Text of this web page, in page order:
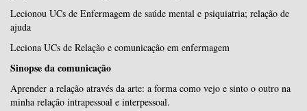
Lecionou UCs de Enfermagem de saúde mental e psiquiatria; relação de
ajuda
Leciona UCs de Relação e comunicação em enfermagem
Sinopse da comunicação
Aprender a relação através da arte: a forma como vejo e sinto o outro na
minha relação intrapessoal e interpessoal.